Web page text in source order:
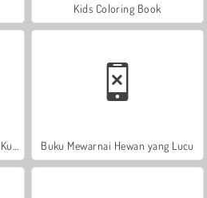
Kids Coloring Book
Buku Mewarnai Hewan yang Lucu